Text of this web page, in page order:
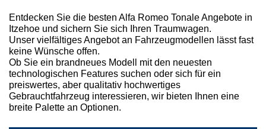
Entdecken Sie die besten Alfa Romeo Tonale Angebote in
Itzehoe und sichern Sie sich Ihren Traumwagen.
Unser vielfältiges Angebot an Fahrzeugmodellen lässt fast
keine Wünsche offen.
Ob Sie ein brandneues Modell mit den neuesten
technologischen Features suchen oder sich für ein
preiswertes, aber qualitativ hochwertiges
Gebrauchtfahrzeug interessieren, wir bieten Ihnen eine
breite Palette an Optionen.